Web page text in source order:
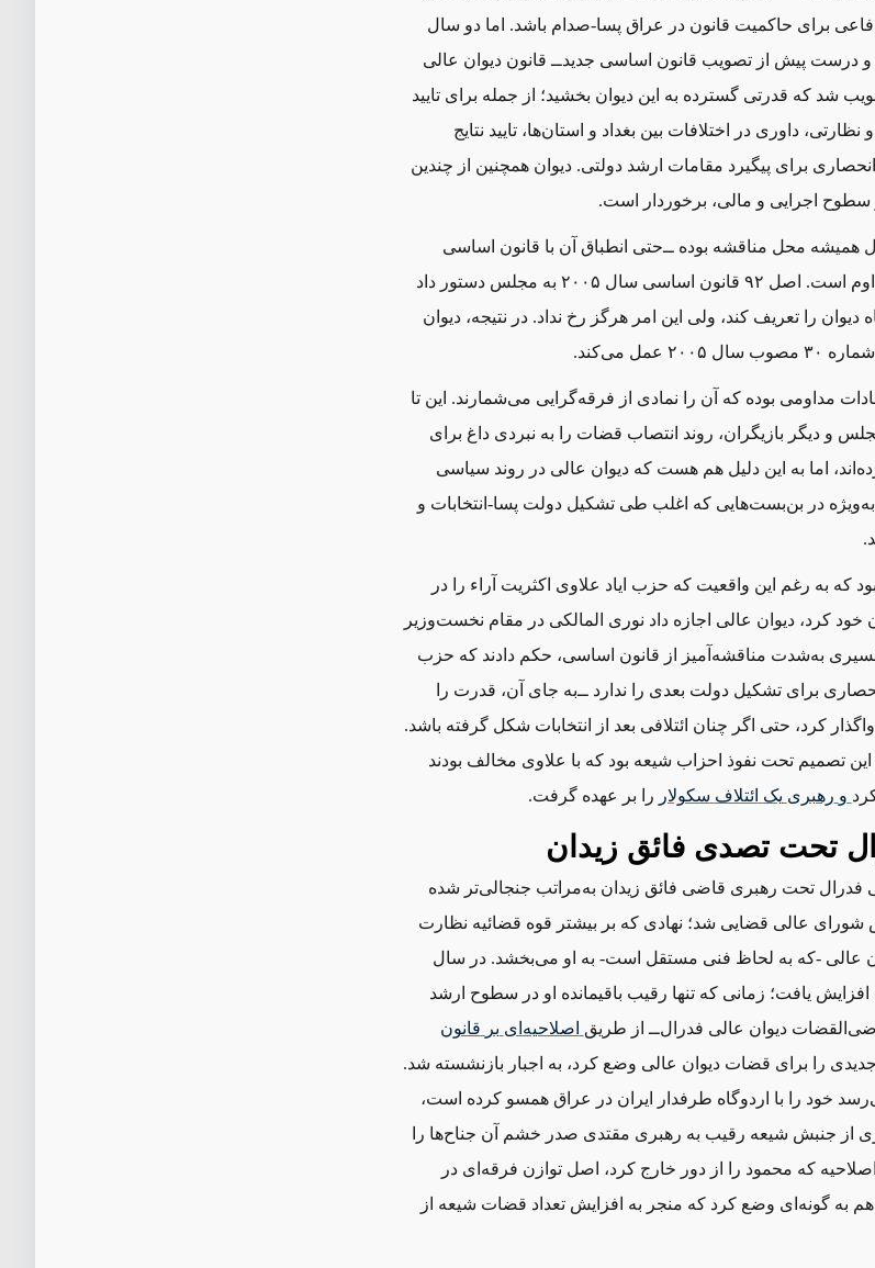
دفاعی برای حاکمیت قانون در عراق پسا-صدام باشد. اما دو سال
درست پیش از تصویب قانون اساسی جدید‌ــ‌ قانون دیوان عالی
(قانون شماره ۳۰) تصویب شد که قدرتی گسترده به این دیوان بخشید؛ از جمله برای تایید
داوری در اختلافات بین بغداد و استان‌ها، تایید نتایج
برای پیگیرد مقامات ارشد دولتی. دیوان همچنین از چندین
سطوح اجرایی و مالی، برخوردار است.
محل مناقشه بوده ‌ــ‌حتی انطباق آن با قانون اساسی
موضوع بحث‌های حقوقی مداوم است. اصل ۹۲ قانون اساسی سال ۲۰۰۵ به مجلس دستور داد
دیوان را تعریف کند، ولی این امر هرگز رخ نداد. در نتیجه، دیوان
عمل می‌کند.
مداومی بوده که آن را نمادی از فرقه‌گرایی می‌شمارند. این تا
و دیگر بازیگران، روند انتصاب قضات را به نبردی داغ برای
اما به این دلیل هم هست که دیوان عالی در روند سیاسی
در بن‌بست‌هایی که اغلب طی تشکیل دولت پسا-انتخابات و
بدترین مورد، در سال ۲۰۱۰ بود که به رغم این واقعیت که حزب ایاد علاوی اکثریت آراء را در
خود کرد، دیوان عالی اجازه داد نوری المالکی در مقام نخست‌وزیر
به‌شدت مناقشه‌آمیز از قانون اساسی، حکم دادند که حزب
برای تشکیل دولت بعدی را ندارد ‌ــ‌به جای آن، قدرت را
کرد، حتی اگر چنان ائتلافی بعد از انتخابات شکل گرفته باشد.
این تصمیم تحت نفوذ احزاب شیعه بود که با علاوی مخالف بودند
و رهبری یک ائتلاف سکولار را بر عهده گرفت.
تحت تصدی فائق زیدان
فدرال تحت رهبری قاضی فائق زیدان به‌مراتب جنجالی‌تر شده
۲۰۱۷ او رئیس شورای عالی قضایی شد؛ نهادی که بر بیشتر قوه قضائیه نظارت
عالی -که به لحاظ فنی مستقل است- به او می‌بخشد. در سال
افزایش یافت؛ زمانی که تنها رقیب باقیمانده او در سطوح ارشد
دیوان عالی فدرال‌ــ‌ از طریق اصلاحیه ای بر قانون
را برای قضات دیوان عالی وضع کرد، به اجبار بازنشسته شد.
خود را با اردوگاه طرفدار ایران در عراق همسو کرده است،
از جنبش شیعه رقیب به رهبری مقتدی صدر خشم آن جناح‌ها را
اصلاحیه که محمود را از دور خارج کرد، اصل توازن فرقه‌ای در
به گونه‌ای وضع کرد که منجر به افزایش تعداد قضات شیعه از